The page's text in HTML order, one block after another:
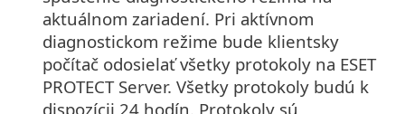
aktuálnom zariadení. Pri aktívnom
diagnostickom režime bude klientsky
počítač odosielať všetky protokoly na ESET
PROTECT Server. Všetky protokoly budú k
dispozícii 24 hodín. Protokoly sú